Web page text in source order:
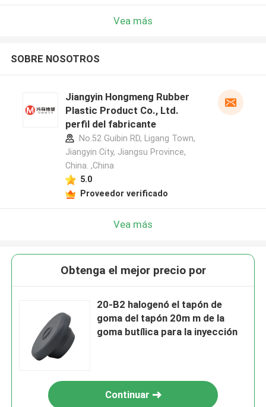
Vea más
SOBRE NOSOTROS
Jiangyin Hongmeng Rubber
Plastic Product Co., Ltd.
perfil del fabricante
No.52 Guibin RD, Ligang Town,
Jiangyin City, Jiangsu Province,
China. ,China
5.0
Proveedor verificado
Vea más
Obtenga el mejor precio por
20-B2 halogenó el tapón de
goma del tapón 20m m de la
goma butílica para la inyección
Continuar